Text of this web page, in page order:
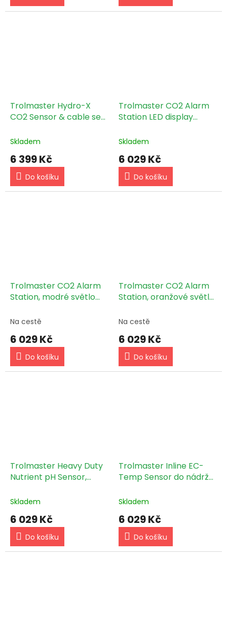
Trolmaster Hydro-X
CO2 Sensor & cable set
Skladem
6 399 Kč
Do košíku
Trolmaster CO2 Alarm
Station LED display
(AS-2)
Skladem
6 029 Kč
Do košíku
Trolmaster CO2 Alarm
Station, modré světlo
Na cestě
6 029 Kč
Do košíku
Trolmaster CO2 Alarm
Station, oranžové světlo
Na cestě
6 029 Kč
Do košíku
Trolmaster Heavy Duty
Nutrient pH Sensor,
compatible (PPH-3)
Skladem
6 029 Kč
Do košíku
Trolmaster Inline EC-
Temp Sensor do nádrže,
Skladem
6 029 Kč
Do košíku